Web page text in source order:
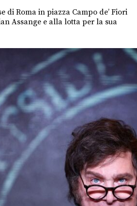
di Roma in piazza Campo de’ Fiori
Assange e alla lotta per la sua